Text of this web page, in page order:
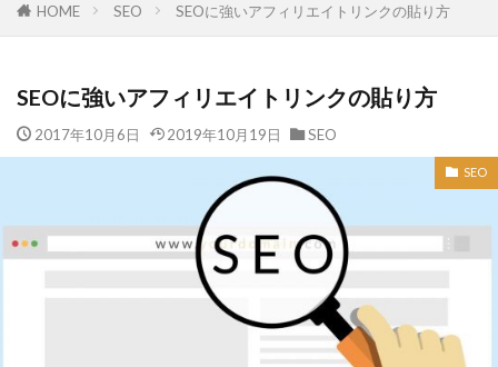
HOME SEO SEOに強いアフィリエイトリンクの貼り方
SEOに強いアフィリエイトリンクの貼り方
2017年10月6日 2019年10月19日 SEO
SEO